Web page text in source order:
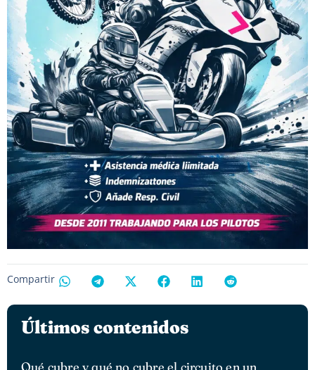
Compartir
Últimos contenidos